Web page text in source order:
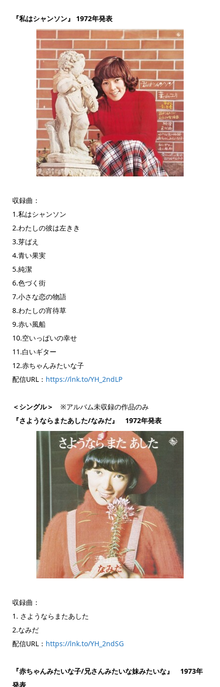
『私はシャンソン』 1972年発表
収録曲：
1.私はシャンソン
2.わたしの彼は左きき
3.芽ばえ
4.青い果実
5.純潔
6.色づく街
7.小さな恋の物語
8.わたしの宵待草
9.赤い風船
10.空いっぱいの幸せ
11.白いギター
12.赤ちゃんみたいな子
配信URL： https://lnk.to/YH_2ndLP
＜シングル＞
※アルバム未収録の作品のみ
『さようならまたあした/なみだ』 1972年発表
収録曲：
1. さようならまたあした
2.なみだ
配信URL： https://lnk.to/YH_2ndSG
『赤ちゃんみたいな子/兄さんみたいな妹みたいな』 1973年
発表